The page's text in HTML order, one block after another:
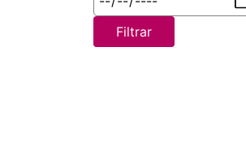
Filtrar